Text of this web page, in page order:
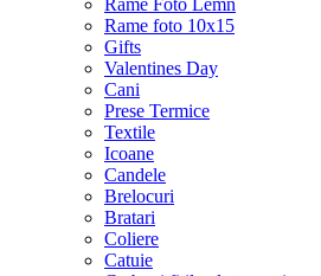
Rame Foto Lemn
Rame foto 10x15
Gifts
Valentines Day
Cani
Prese Termice
Textile
Icoane
Candele
Brelocuri
Bratari
Coliere
Catuie